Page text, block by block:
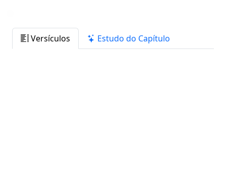
Versículos Estudo do Capítulo